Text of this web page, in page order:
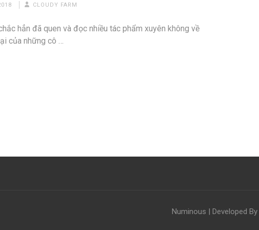
CLOUDY FARM
hẳn đã quen và đọc nhiều tác phẩm xuyên không về
của những cô …
Numinous | Developed By